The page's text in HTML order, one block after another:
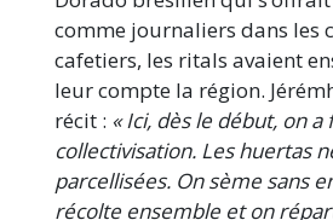
comme journaliers dans les
cafetiers, les ritals avaient
leur compte la région.
récit : « Ici, dès le début, on
collectivisation. Les huertas
parcellisées. On sème sans
récolte ensemble et on